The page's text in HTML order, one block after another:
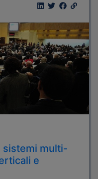
sistemi multi-
e